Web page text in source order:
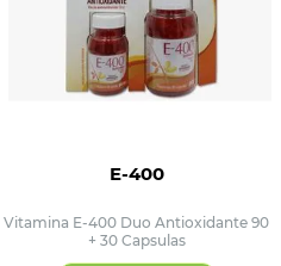
E-400
Vitamina E-400 Duo Antioxidante 90
+ 30 Capsulas